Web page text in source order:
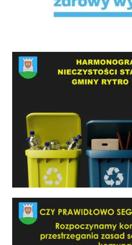
HARMONOGRAM WYWOZU NIECZYSTOŚCI
Czy prawidłowo segregujesz odpady?